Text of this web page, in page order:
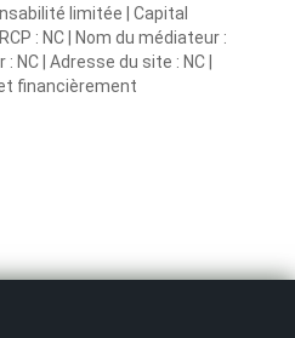
limitée | Capital
: NC | Nom du médiateur :
NC | Adresse du site : NC |
financièrement